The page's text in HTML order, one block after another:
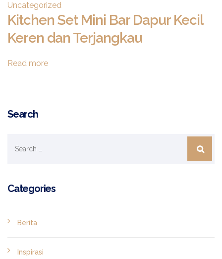
Uncategorized
Kitchen Set Mini Bar Dapur Kecil
Keren dan Terjangkau
Read more
Search
Categories
Berita
Inspirasi